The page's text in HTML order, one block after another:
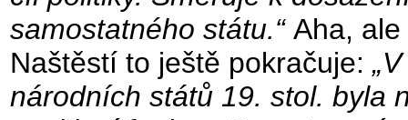
samostatného státu.“ Aha,
Naštěstí to ještě pokračuje:
národních států 19. stol. byla